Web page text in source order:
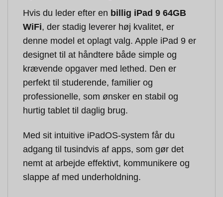
Hvis du leder efter en billig iPad 9 64GB
WiFi, der stadig leverer høj kvalitet, er
denne model et oplagt valg. Apple iPad 9 er
designet til at håndtere både simple og
krævende opgaver med lethed. Den er
perfekt til studerende, familier og
professionelle, som ønsker en stabil og
hurtig tablet til daglig brug.
Med sit intuitive iPadOS-system får du
adgang til tusindvis af apps, som gør det
nemt at arbejde effektivt, kommunikere og
slappe af med underholdning.